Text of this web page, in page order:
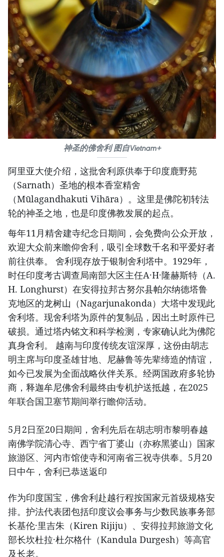
神圣的佛舍利 图自Vietnam+
阿里亚大使介绍，这批舍利原供奉于印度鹿野苑
（Sarnath）圣地的根本香室精舍
（Mūlagandhakuti Vihāra）。这里是佛陀初转法
轮的神圣之地，也是印度佛教发展的起点。
每年11月精舍建寺纪念日期间，会免费向公众开放，
欢迎大众前来瞻仰舍利，吸引全球数千名和平爱好者
前往供奉。 舍利现存放于银制舍利塔中。1929年，
时任印度考古调查局南部大区主任A·H·隆赫斯特（A.
H. Longhurst）在安得拉邦古努尔县帕尔纳德塔鲁
克地区的龙树山（Nagarjunakonda）大塔中发现此
舍利塔。现舍利塔为原件的复制品，因出土时原件已
破损。通过塔内铭文和科学检测，专家确认此为佛陀
真身舍利。 越南与印度传统友谊深厚，这份由胡志
明主席与印度圣雄甘地、尼赫鲁等先辈缔造的情谊，
如今已发展为全面战略伙伴关系。经两国政府多轮协
商，释迦牟尼佛舍利最终由专机护送抵越，在2025
年联合国卫塞节期间举行瞻仰活动。
5月2日至20日期间，舍利先后在胡志明市黎明春越
南佛学院清心寺、西宁省丁婆山（亦称黑婆山）国家
旅游区、河内市馆使寺和河南省三祝寺供奉。5月20
日中午，舍利已恭送返印
作为印度国宝，佛舍利赴越行程按国家元首级规格安
排。护法代表团包括印度议会事务与少数民族事务部
长基伦·里吉朱（Kiren Rijiju）、安得拉邦旅游文化
部长坎杜拉·杜尔格什（Kandula Durgesh）等高官
及长老。